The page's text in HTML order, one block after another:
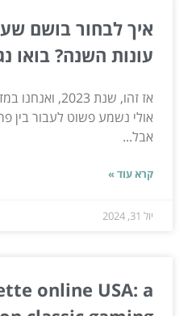
איך לבחור בושם
עונות השנה? בואו
אז זהו, שנת
אולי נשמע פשוט לעבור בין
אבל...
קרא עוד »
יול 31, 2024
online USA: a